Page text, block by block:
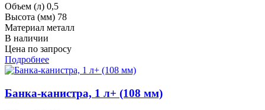
Объем (л) 0,5
Высота (мм) 78
Материал металл
В наличии
Цена по запросу
Подробнее
Банка-канистра, 1 л+ (108 мм)